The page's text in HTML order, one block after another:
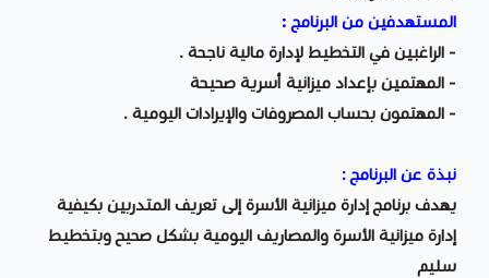
المستهدفين من البرنامج :
- الراغبين في التخطيط لإدارة مالية ناجحة .
- المهتمين بإعداد ميزانية أسرية صحيحة
- المهتمون بحساب المصروفات والإيرادات اليومية .
نبذة عن البرنامج :
يهدف برنامج إدارة ميزانية الأسرة إلى تعريف المتدربين بكيفية
إدارة ميزانية الأسرة والمصاريف اليومية بشكل صحيح وبتخطيط
سليم